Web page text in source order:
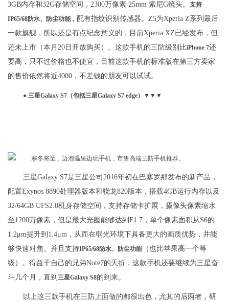
3GB内存和32G存储空间，2300万像素 25mm 索尼G镜头。 支持
IP65/68防水、防尘功能， 配有指纹识别传感器。Z5为Xperia Z系列最后
一款旗舰，所以还是有点纪念意义的，目前Xperia XZ已经发布，但
还未上市（本月20日开放购买）。这款手机的三防级别比iPhone 7还
要高，只不过价格也不便宜，目前这款手机的标准版在第三方卖家
的售价依然将近4000，不差钱的朋友可以试试。
● 三星Galaxy S7（包括三星Galaxy S7 edge）▼▼▼
三星Galaxy S7是三星公司2016年初在巴塞罗那发布的新产品，
配置Exynos 8890处理器版本和骁龙820版本，搭载4GB运行内存以及
32/64GB UFS2.0机身存储空间，支持存储卡扩展，摄像头像素缩水
至1200万像素，但是最大光圈能够达到F1.7，单个像素面积从S6的
1.2μm提升到1.4μm，从而在弱光环境下具备更大的画质优势，并能
够快速对焦。并且支持IP65/68防水、防尘功能（也比苹果高一个等
级）。得益于自己的兄弟Note7的夭折，这款手机还要继续为三星奋
斗几个月，直到 三星Galaxy S8的到来。
以上这三款手机在三防上面做的都很出色，尤其的后两者，研